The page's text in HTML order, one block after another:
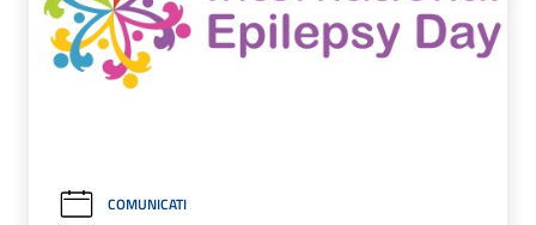
COMUNICATI